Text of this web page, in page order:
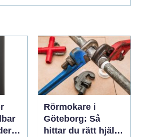
Rörmokare i
Göteborg: Så
hittar du rätt hjälp